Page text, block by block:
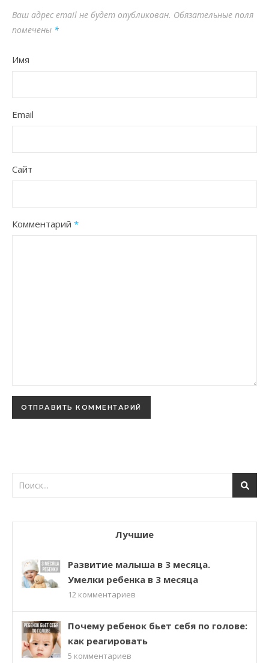
Ваш адрес email не будет опубликован. Обязательные поля
помечены *
Имя
Email
Сайт
Комментарий *
Лучшие
Развитие малыша в 3 месяца.
Умелки ребенка в 3 месяца
12 комментариев
Почему ребенок бьет себя по голове:
как реагировать
5 комментариев